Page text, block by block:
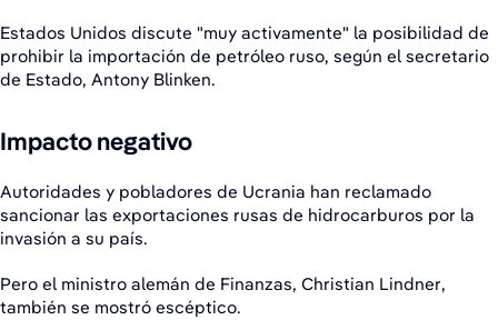
Estados Unidos discute "muy activamente" la posibilidad de
prohibir la importación de petróleo ruso, según el secretario
de Estado, Antony Blinken.
Impacto negativo
Autoridades y pobladores de Ucrania han reclamado
sancionar las exportaciones rusas de hidrocarburos por la
invasión a su país.
Pero el ministro alemán de Finanzas, Christian Lindner,
también se mostró escéptico.